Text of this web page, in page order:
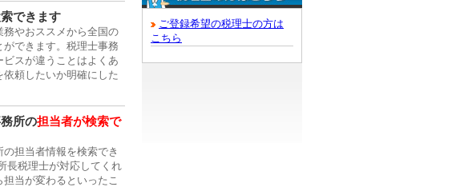
できます
やおススメから全国の
できます。税理士事務
スが違うことはよくあ
頼したいか明確にした
所の担当者が検索で
担当者情報を検索でき
長税理士が対応してくれ
当が変わるといったこ
ご登録希望の税理士の方は
こちら